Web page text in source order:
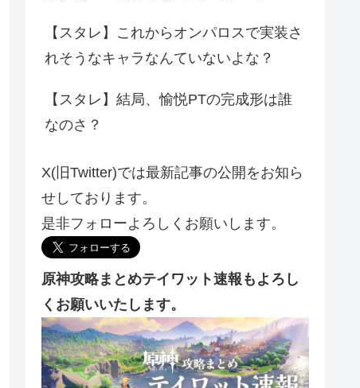
【スタレ】これからオンパロスで実装さ
れそうなキャラなんていないよな？
【スタレ】結局、愉悦PTの完成形は誰
なのさ？
X(旧Twitter)では最新記事の公開をお知ら
せしております。
是非フォローよろしくお願いします。
原神攻略まとめテイワット速報もよろし
くお願いいたします。